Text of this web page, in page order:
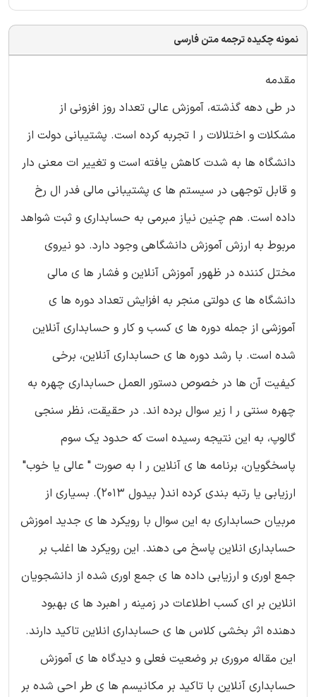
نمونه چکیده ترجمه متن فارسی
مقدمه
در طی دهه گذشته، آموزش عالی تعداد روز افزونی از
مشکلات و اختلالات ر ا تجربه کرده است. پشتیبانی دولت از
دانشگاه ها به شدت کاهش یافته است و تغییر ات معنی دار
و قابل توجهی در سیستم ها ی پشتیبانی مالی فدر ال رخ
داده است. هم چنین نیاز مبرمی به حسابداری و ثبت شواهد
مربوط به ارزش آموزش دانشگاهی وجود دارد. دو نیروی
مختل کننده در ظهور آموزش آنلاین و فشار ها ی مالی
دانشگاه ها ی دولتی منجر به افزایش تعداد دوره ها ی
آموزشی از جمله دوره ها ی کسب و کار و حسابداری آنلاین
شده است. با رشد دوره ها ی حسابداری آنلاین، برخی
کیفیت آن ها در خصوص دستور العمل حسابداری چهره به
چهره سنتی ر ا زیر سوال برده اند. در حقیقت، نظر سنجی
گالوپ، به این نتیجه رسیده است که حدود یک سوم
پاسخگویان، برنامه ها ی آنلاین ر ا به صورت " عالی یا خوب"
ارزیابی یا رتبه بندی کرده اند( بیدول 2013). بسیاری از
مربیان حسابداری به این سوال با رویکرد ها ی جدید اموزش
حسابداری انلاین پاسخ می دهند. این رویکرد ها اغلب بر
جمع اوری و ارزیابی داده ها ی جمع اوری شده از دانشجویان
انلاین بر ای کسب اطلاعات در زمینه ر اهبرد ها ی بهبود
دهنده اثر بخشی کلاس ها ی حسابداری انلاین تاکید دارند.
این مقاله مروری بر وضعیت فعلی و دیدگاه ها ی آموزش
حسابداری آنلاین با تاکید بر مکانیسم ها ی طر احی شده بر